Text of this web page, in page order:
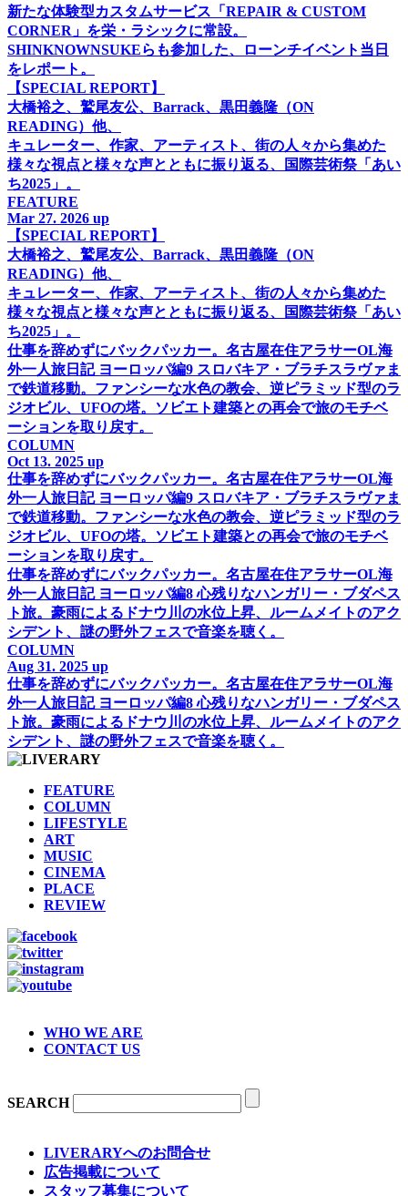
新たな体験型カスタムサービス「REPAIR & CUSTOM
CORNER」を栄・ラシックに常設。
SHINKNOWNSUKEらも参加した、ローンチイベント当日
をレポート。
【SPECIAL REPORT】
大橋裕之、鷲尾友公、Barrack、黒田義隆（ON
READING）他、
キュレーター、作家、アーティスト、街の人々から集めた
様々な視点と様々な声とともに振り返る、国際芸術祭「あい
ち2025」。
FEATURE
Mar 27. 2026 up
【SPECIAL REPORT】
大橋裕之、鷲尾友公、Barrack、黒田義隆（ON
READING）他、
キュレーター、作家、アーティスト、街の人々から集めた
様々な視点と様々な声とともに振り返る、国際芸術祭「あい
ち2025」。
仕事を辞めずにバックパッカー。名古屋在住アラサーOL海
外一人旅日記 ヨーロッパ編9 スロバキア・ブラチスラヴァま
で鉄道移動。ファンシーな水色の教会、逆ピラミッド型のラ
ジオビル、UFOの塔。ソビエト建築との再会で旅のモチベ
ーションを取り戻す。
COLUMN
Oct 13. 2025 up
仕事を辞めずにバックパッカー。名古屋在住アラサーOL海
外一人旅日記 ヨーロッパ編9 スロバキア・ブラチスラヴァま
で鉄道移動。ファンシーな水色の教会、逆ピラミッド型のラ
ジオビル、UFOの塔。ソビエト建築との再会で旅のモチベ
ーションを取り戻す。
仕事を辞めずにバックパッカー。名古屋在住アラサーOL海
外一人旅日記 ヨーロッパ編8 心残りなハンガリー・ブダペス
ト旅。豪雨によるドナウ川の水位上昇、ルームメイトのアク
シデント、謎の野外フェスで音楽を聴く。
COLUMN
Aug 31. 2025 up
仕事を辞めずにバックパッカー。名古屋在住アラサーOL海
外一人旅日記 ヨーロッパ編8 心残りなハンガリー・ブダペス
ト旅。豪雨によるドナウ川の水位上昇、ルームメイトのアク
シデント、謎の野外フェスで音楽を聴く。
FEATURE
COLUMN
LIFESTYLE
ART
MUSIC
CINEMA
PLACE
REVIEW
WHO WE ARE
CONTACT US
SEARCH
LIVERARYへのお問合せ
広告掲載について
スタッフ募集について